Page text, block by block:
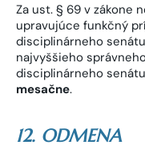
Za ust. § 69 v zákone
upravujúce funkčný
disciplinárneho
najvyššieho
disciplinárneho
mesačne.
12. ODMENA